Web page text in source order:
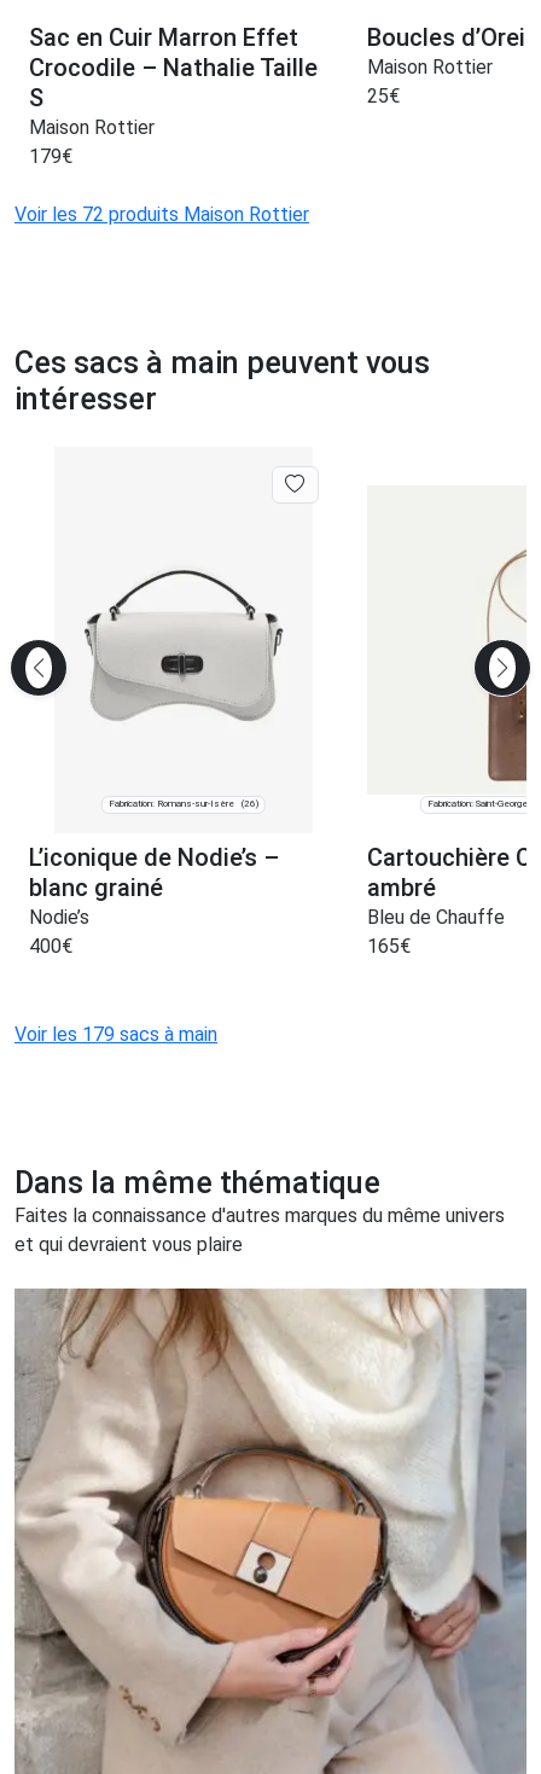
Sac en Cuir Marron Effet
Crocodile – Nathalie Taille
S
Maison Rottier
179€
Boucles
Maison Rottier
25€
Voir les 72 produits Maison Rottier
Ces sacs à main peuvent vous
intéresser
Fabrication: Romans-sur-Isère (26)
L’iconique de Nodie’s –
blanc grainé
Nodie’s
400€
Fabrication: Saint-
Cartouchière
ambré
Bleu de Chauffe
165€
Voir les 179 sacs à main
Dans la même thématique
Faites la connaissance d'autres marques du même univers
et qui devraient vous plaire